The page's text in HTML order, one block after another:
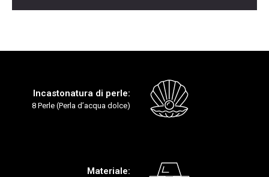
Incastonatura di perle:
8 Perle (Perla d’acqua dolce)
Materiale: